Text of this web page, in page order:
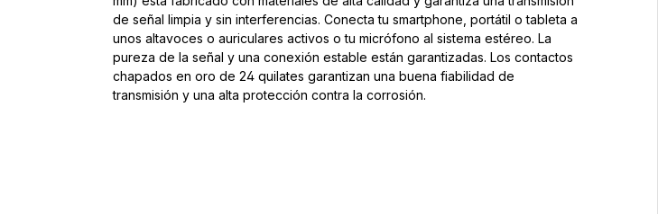
de señal limpia y sin interferencias. Conecta tu smartphone, portátil o tableta a
unos altavoces o auriculares activos o tu micrófono al sistema estéreo. La
pureza de la señal y una conexión estable están garantizadas. Los contactos
chapados en oro de 24 quilates garantizan una buena fiabilidad de
transmisión y una alta protección contra la corrosión.